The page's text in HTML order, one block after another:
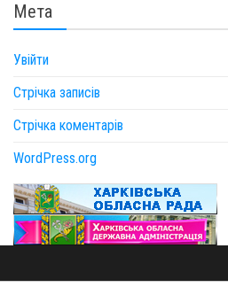
Мета
Увійти
Стрічка записів
Стрічка коментарів
WordPress.org